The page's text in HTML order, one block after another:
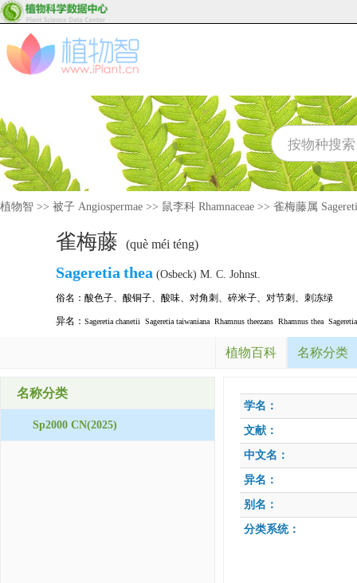
植物智 >> 被子 Angiospermae >> 鼠李科 Rhamnaceae >> 雀梅藤属
雀梅藤 (què méi téng)
Sageretia thea (Osbeck) M. C. Johnst.
俗名： 酸色子、 酸铜子、 酸味、 对角刺 、 碎米子、 对节刺 、 刺冻绿
异名： Sageretia chanetii Sageretia taiwaniana Rhamnus theezans Rhamnus thea
植物百科 名称分类
名称分类
Sp2000 CN(2025)
学名：
文献：
中文名：
异名：
别名：
分类系统：